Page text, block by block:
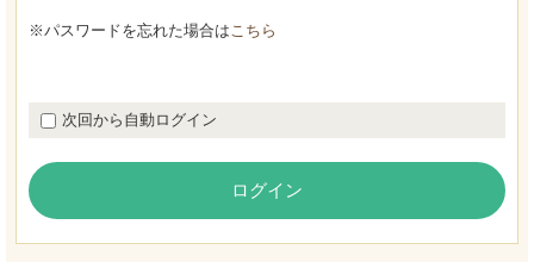
※パスワードを忘れた場合はこちら
次回から自動ログイン
ログイン